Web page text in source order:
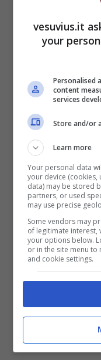
A favore
David Lebro,
comunale
simbolo di
ghetti e non
architettonico-
progetto delle
intraprendere
dell’area nord di
vesuvius.it
your
Personalised
content
services
Store and/or
Learn more
Your personal data
your device
data) may be stored
partners, or used
may use precise
Some vendors may
of legitimate interest,
your options below.
or in the site menu to
and cookie settings.